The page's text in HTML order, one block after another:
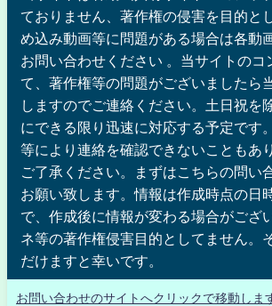
ておりません、著作権の侵害を目的と
め込み動画等に問題がある場合は各動
お問い合わせください 。当サイトのコ
て、著作権等の問題がございましたら
しますのでご連絡ください。土日祝を
にできる限り迅速に対応する予定です
等により連絡を確認できないこともあ
ご了承ください。まずはこちらの問い
お願い致します。情報は作成時点の日
で、作成後に情報が変わる場合がござ
ネ等の著作権侵害目的としてません。
だけますと幸いです。
お問い合わせのサイトへクリックで移動しま